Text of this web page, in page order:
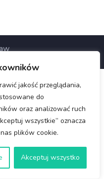
jakość przeglądania,
do
oraz analizować ruch
wszystkie” oznacza
plików cookie.
Akceptuj wszystko